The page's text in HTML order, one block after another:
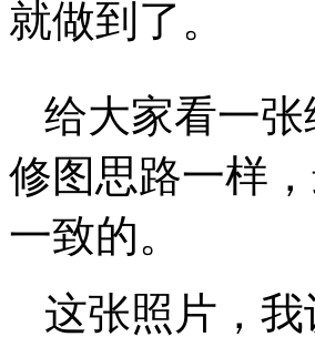
就做到了。
给大家看一
修图思路一样
一致的。
这张照片，